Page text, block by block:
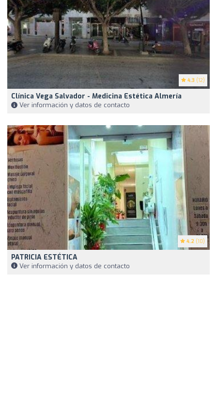
4.3 (12)
Clínica Vega Salvador - Medicina Estética Almería
Ver información y datos de contacto
4.2 (10)
PATRICIA ESTÉTICA
Ver información y datos de contacto